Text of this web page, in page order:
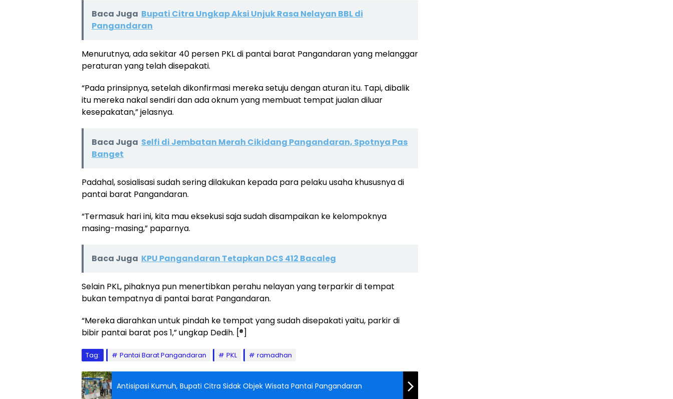
Baca Juga Bupati Citra Ungkap Aksi Unjuk Rasa Nelayan BBL di
Pangandaran
Menurutnya, ada sekitar 40 persen PKL di pantai barat Pangandaran yang melanggar
peraturan yang telah disepakati.
“Pada prinsipnya, setelah dikonfirmasi mereka setuju dengan aturan itu. Tapi, dibalik
itu mereka nakal sendiri dan ada oknum yang membuat tempat jualan diluar
kesepakatan,” jelasnya.
Baca Juga Selfi di Jembatan Merah Cikidang Pangandaran, Spotnya Pas
Banget
Padahal, sosialisasi sudah sering dilakukan kepada para pelaku usaha khususnya di
pantai barat Pangandaran.
“Termasuk hari ini, kita mau eksekusi saja sudah disampaikan ke kelompoknya
masing-masing,” paparnya.
Baca Juga KPU Pangandaran Tetapkan DCS 412 Bacaleg
Selain PKL, pihaknya pun menertibkan perahu nelayan yang terparkir di tempat
bukan tempatnya di pantai barat Pangandaran.
“Mereka diarahkan untuk pindah ke tempat yang sudah disepakati yaitu, parkir di
bibir pantai barat pos 1,” ungkap Dedih. [®]
Tag: Pantai Barat Pangandaran PKL ramadhan
Antisipasi Kumuh, Bupati Citra Sidak Objek Wisata Pantai Pangandaran